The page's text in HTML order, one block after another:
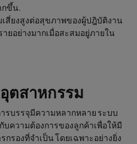
ขึ้น.
เสี่ยงสูงต่อสุขภาพของผู้ปฎิบัติงาน
ยอย่างมากเมื่อสะสมอยู่ภายใน
ตสาหกรรม
รบรรจุมีความหลากหลาย ระบบ
บความต้องการของลูกค้าเพื่อให้มี
รองที่จำเป็น โดยเฉพาะอย่างยิ่ง